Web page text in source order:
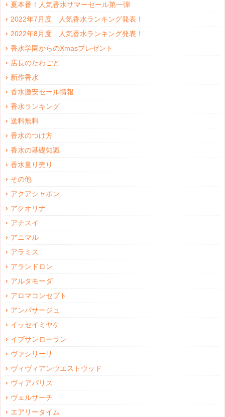
夏本番！人気香水サマーセール第一弾
2022年7月度 人気香水ランキング発表！
2022年8月度 人気香水ランキング発表！
香水学園からのXmasプレゼント
店長のたわごと
新作香水
香水激安セール情報
香水ランキング
送料無料
香水のつけ方
香水の基礎知識
香水量り売り
その他
アクアシャボン
アクオリナ
アナスイ
アニマル
アラミス
アランドロン
アルタモーダ
アロマコンセプト
アンパサージュ
イッセイミヤケ
イブサンローラン
ヴァシリーサ
ヴィヴィアンウエストウッド
ヴィアパリス
ヴェルサーチ
エアリータイム